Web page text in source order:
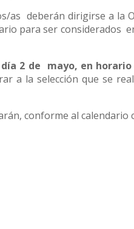
as deberán dirigirse a la
para ser considerados
2 de mayo, en
a la selección que se
conforme al calendario